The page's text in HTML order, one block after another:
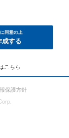
同意の上
成する
こちら
保護方針